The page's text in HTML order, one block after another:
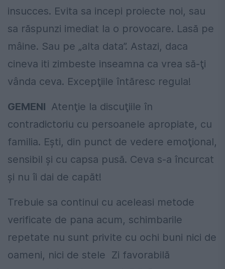
insucces. Evita sa incepi proiecte noi, sau
sa răspunzi imediat la o provocare. Lasă pe
mâine. Sau pe „alta data”. Astazi, daca
cineva iti zimbeste inseamna ca vrea să-ţi
vânda ceva. Excepţiile întăresc regula!
GEMENI Atenţie la discuţiile în
contradictoriu cu persoanele apropiate, cu
familia. Eşti, din punct de vedere emoţional,
sensibil şi cu capsa pusă. Ceva s-a încurcat
şi nu îi dai de capăt!
Trebuie sa continui cu aceleasi metode
verificate de pana acum, schimbarile
repetate nu sunt privite cu ochi buni nici de
oameni, nici de stele Zi favorabilă